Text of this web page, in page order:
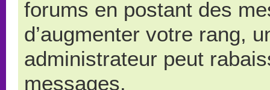
forums en postant des
d’augmenter votre rang,
administrateur peut
messages.